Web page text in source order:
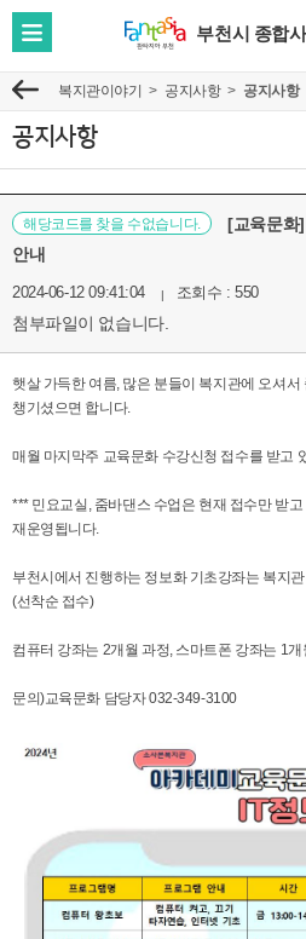
부천시 종합
전
체
뉴
기
이
전
복지관이야기 공지사항 공지사항
공지사항
해당코드를 찾을 수없습니다.
[교육문화
안내
2024-06-12 09:41:04 조회수 : 550
첨부파일이 없습니다.
햇살 가득한 여름, 많은 분들이 복지관에 오셔
챙기셨으면 합니다.
매월 마지막주 교육문화 수강신청 접수를 받고
*** 민요교실, 줌바댄스 수업은 현재 접수만 받
재운영됩니다.
부천시에서 진행하는 정보화 기초강좌는 복지
(선착순 접수)
컴퓨터 강좌는 2개월 과정, 스마트폰 강좌는 1
문의)교육문화 담당자 032-349-3100